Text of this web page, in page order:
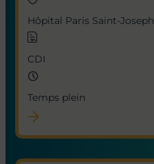
Hôpital Paris Saint-Joseph
CDI
Temps plein